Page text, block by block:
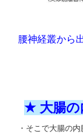
腰神経叢から
★ 大腸
・そこで大腸の